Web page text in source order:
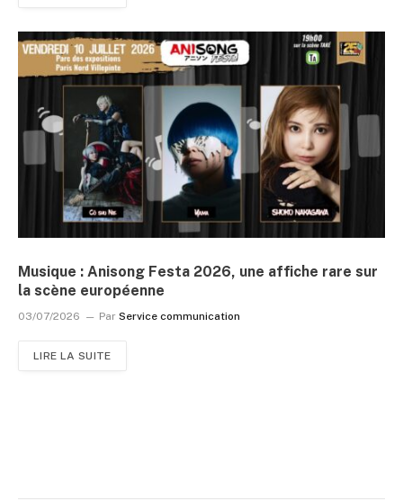
Musique : Anisong Festa 2026, une affiche rare sur
la scène européenne
03/07/2026 Par Service communication
LIRE LA SUITE